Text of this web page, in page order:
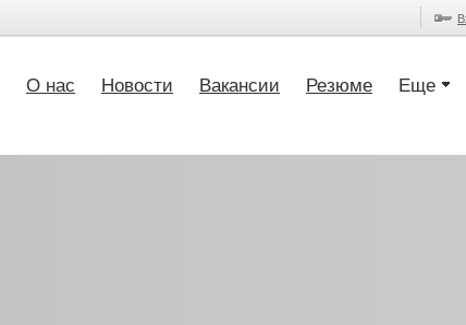
О нас Новости Вакансии Резюме Еще